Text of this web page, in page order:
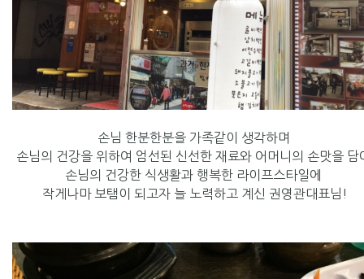
손님 한분한분을 가족같이 생각하며
손님의 건강을 위하여 엄선된 신선한 재료와 어머니의 손맛을
손님의 건강한 식생활과 행복한 라이프스타일에
작게나마 보탬이 되고자 늘 노력하고 계신 권영관대표님!